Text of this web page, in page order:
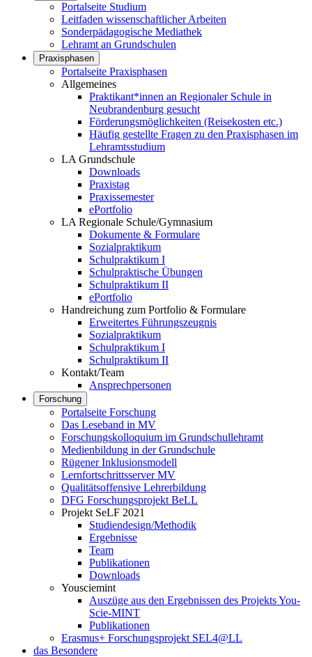
Portalseite Studium
Leitfaden wissenschaftlicher Arbeiten
Sonderpädagogische Mediathek
Lehramt an Grundschulen
Praxisphasen
Portalseite Praxisphasen
Allgemeines
Praktikant*innen an Regionaler Schule in
Neubrandenburg gesucht
Förderungsmöglichkeiten (Reisekosten etc.)
Häufig gestellte Fragen zu den Praxisphasen im
Lehramtsstudium
LA Grundschule
Downloads
Praxistag
Praxissemester
ePortfolio
LA Regionale Schule/Gymnasium
Dokumente & Formulare
Sozialpraktikum
Schulpraktikum I
Schulpraktische Übungen
Schulpraktikum II
ePortfolio
Handreichung zum Portfolio & Formulare
Erweitertes Führungszeugnis
Sozialpraktikum
Schulpraktikum I
Schulpraktikum II
Kontakt/Team
Ansprechpersonen
Forschung
Portalseite Forschung
Das Leseband in MV
Forschungskolloquium im Grundschullehramt
Medienbildung in der Grundschule
Rügener Inklusionsmodell
Lernfortschrittsserver MV
Qualitätsoffensive Lehrerbildung
DFG Forschungsprojekt BeLL
Projekt SeLF 2021
Studiendesign/Methodik
Ergebnisse
Team
Publikationen
Downloads
Yousciemint
Auszüge aus den Ergebnissen des Projekts You-
Scie-MINT
Publikationen
Erasmus+ Forschungsprojekt SEL4@LL
das Besondere